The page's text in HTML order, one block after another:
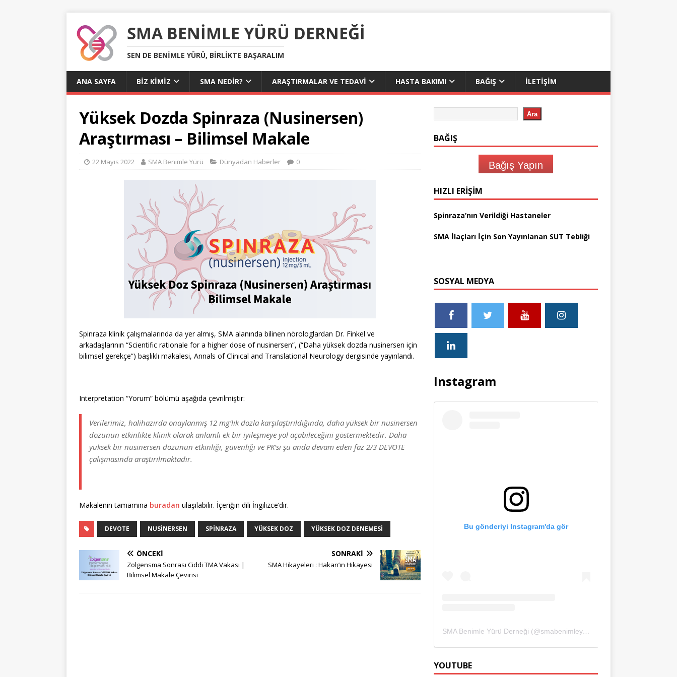
SMA BENIMLE YÜRÜ DERNEĞI
SEN DE BENIMLE YÜRÜ, BIRLIKTE BAŞARALIM
ANA SAYFA BIZ KIMIZ SMA NEDIR? ARAŞTIRMALAR VE TEDAVI HASTA BAKIMI BAĞIŞ İLETIŞIM
Yüksek Dozda Spinraza (Nusinersen)
Araştırması – Bilimsel Makale
22 Mayıs 2022 SMA Benimle Yürü Dünyadan Haberler 0
Spinraza klinik çalışmalarında da yer almış, SMA alanında bilinen nörologlardan Dr. Finkel ve
arkadaşlarının “Scientific rationale for a higher dose of nusinersen”, (“Daha yüksek dozda nusinersen için
bilimsel gerekçe”) başlıklı makalesi, Annals of Clinical and Translational Neurology dergisinde yayınlandı.
Interpretation “Yorum” bölümü aşağıda çevrilmiştir:
Verilerimiz, halihazırda onaylanmış 12 mg’lık dozla karşılaştırıldığında, daha yüksek bir nusinersen
dozunun etkinlikte klinik olarak anlamlı ek bir iyileşmeye yol açabileceğini göstermektedir. Daha
yüksek bir nusinersen dozunun etkinliği, güvenliği ve PK’si şu anda devam eden faz 2/3 DEVOTE
çalışmasında araştırılmaktadır.
Makalenin tamamına buradan ulaşılabilir. İçeriğin dili İngilizce’dir.
DEVOTE NUSINERSEN SPINRAZA YÜKSEK DOZ YÜKSEK DOZ DENEMESI
ÖNCEKI
Zolgensma Sonrası Ciddi TMA Vakası |
Bilimsel Makale Çevirisi
SONRAKI
SMA Hikayeleri : Hakan’ın Hikayesi
Ara
BAĞIŞ
Bağış Yapın
HIZLI ERIŞIM
Spinraza’nın Verildiği Hastaneler
SMA İlaçları İçin Son Yayınlanan SUT Tebliği
SOSYAL MEDYA
Instagram
Bu gönderiyi Instagram'da gör
SMA Benimle Yürü Derneği (@smabenimleyuru)'in paylaştığı bir gönderi
YOUTUBE